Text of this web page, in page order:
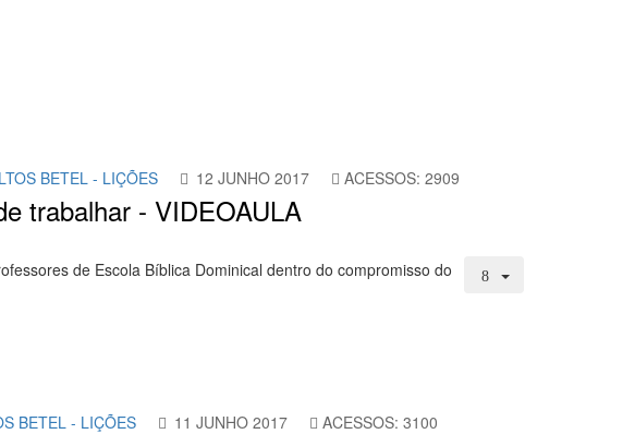
BETEL - LIÇÕES 12 JUNHO 2017 ACESSOS: 2909
trabalhar - VIDEOAULA
de Escola Bíblica Dominical dentro do compromisso do
BETEL - LIÇÕES 11 JUNHO 2017 ACESSOS: 3100